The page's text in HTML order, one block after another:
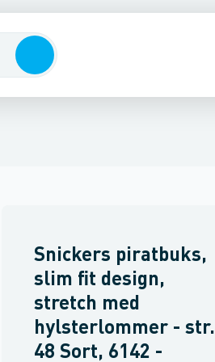
sæbe & håndrens
Snickers piratbuks,
slim fit design,
stretch med
hylsterlommer - str.
48 Sort, 6142 -